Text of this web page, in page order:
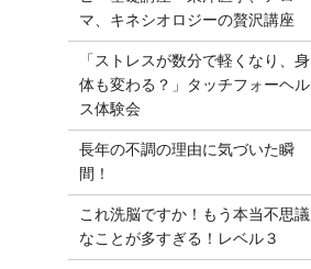
マ、キネシオロジーの贅沢講座
「ストレスが数分で軽くなり、身
体も変わる？」タッチフォーヘル
ス体験会
長年の不調の理由に気づいた瞬
間！
これ洗脳ですか！もう本当不思議
なことが多すぎる！レベル３